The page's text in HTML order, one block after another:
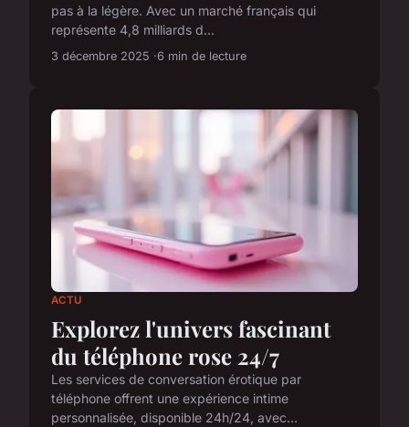
pas à la légère. Avec un marché français qui
représente 4,8 milliards d...
3 décembre 2025 6 min de lecture
ACTU
Explorez l'univers fascinant
du téléphone rose 24/7
Les services de conversation érotique par
téléphone offrent une expérience intime
personnalisée, disponible 24h/24, avec...